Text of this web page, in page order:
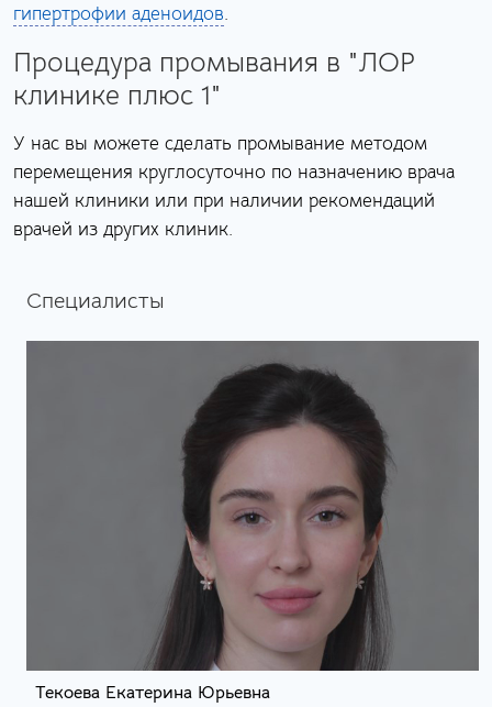
гипертрофии аденоидов.
Процедура промывания в "ЛОР
клинике плюс 1"
У нас вы можете сделать промывание методом
перемещения круглосуточно по назначению врача
нашей клиники или при наличии рекомендаций
врачей из других клиник.
Специалисты
Текоева Екатерина Юрьевна